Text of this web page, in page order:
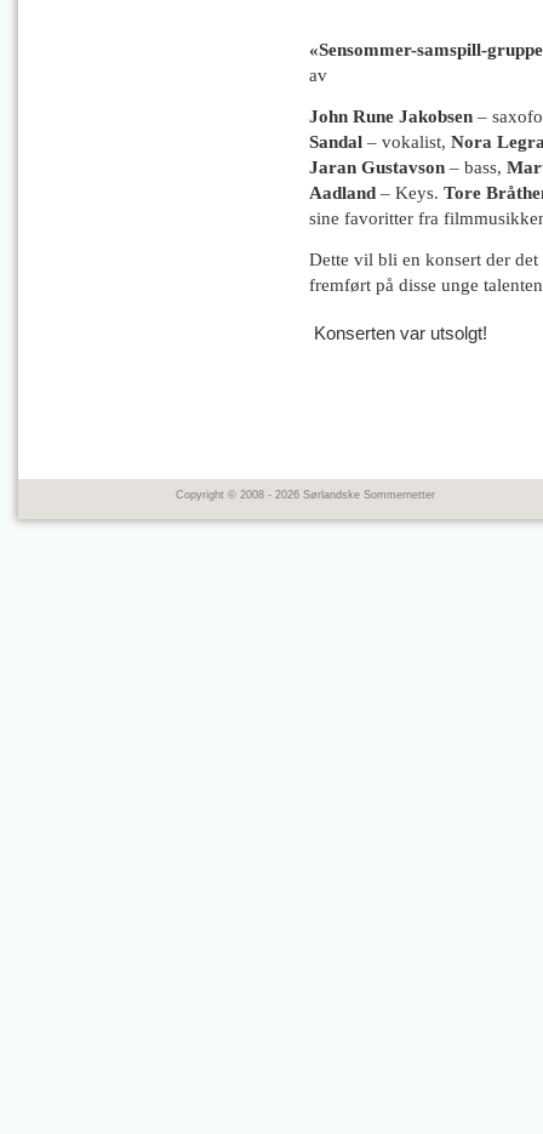
«Sensommer-samspill-
av
John Rune Jakobsen –
Sandal – vokalist, Nora
Jaran Gustavson – bass,
Aadland – Keys. Tore
sine favoritter fra
Dette vil bli en konsert der
fremført på disse unge
Konserten var utsolgt!
Copyright © 2008 - 2026 Sørlandske Sommernetter